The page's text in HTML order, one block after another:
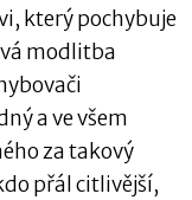
který pochybuje
modlitba
a ve všem
za takový
přál citlivější,